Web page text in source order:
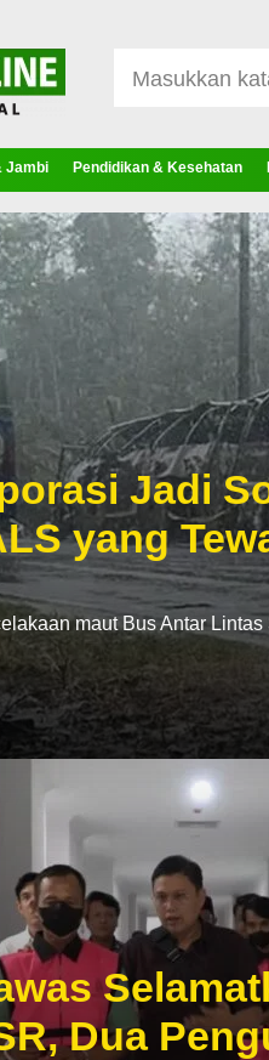
Jambi Pendidikan & Kesehatan
Jadi
yang
maut Bus Antar
Dua